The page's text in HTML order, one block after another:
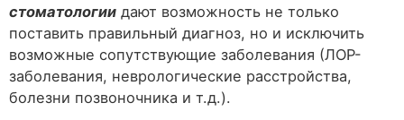
стоматологии дают возможность не только
поставить правильный диагноз, но и исключить
возможные сопутствующие заболевания (ЛОР-
заболевания, неврологические расстройства,
болезни позвоночника и т.д.).